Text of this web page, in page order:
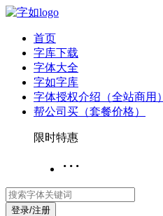
首页
字库下载
字体大全
字如字库
字体授权介绍（全站商用）
帮公司买（套餐价格）
限时特惠
···
登录/注册